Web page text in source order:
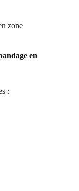
zone
en
: